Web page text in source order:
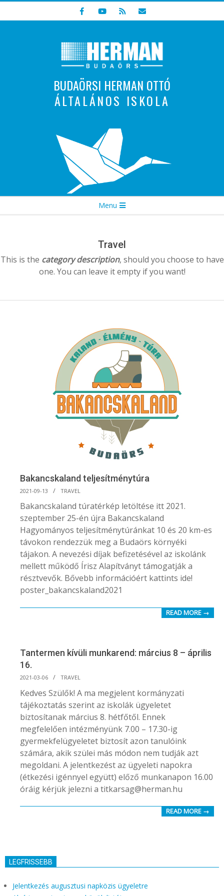
to
BUDAÖRSI HERMAN OTTÓ
ÁLTALÁNOS ISKOLA
Indulunk! Hamarosan újraindul oldalunk!
Menu
Travel
This is the category description, should you choose to have
one. You can leave it empty if you want!
Bakancskaland teljesítménytúra
2021-
09-
2021-09-13 TRAVEL
Bakancskaland túratérkép letöltése itt 2021.
szeptember 25-én újra Bakancskaland
Hagyományos teljesítménytúránkat 10 és 20 km-es
távokon rendezzük meg a Budaörs környéki
tájakon. A nevezési díjak befizetésével az iskolánk
mellett működő Írisz Alapítványt támogatják a
résztvevők. Bővebb információért kattints ide!
poster_bakancskaland2021
READ MORE →
Tantermen kívüli munkarend: március 8 – április
16.
2021-
03-
06
2021-03-06 TRAVEL
Kedves Szülők! A ma megjelent kormányzati
tájékoztatás szerint az iskolák ügyeletet
biztosítanak március 8. hétfőtől. Ennek
megfelelően intézményünk 7.00 – 17.30-ig
gyermekfelügyeletet biztosít azon tanulóink
számára, akik szülei más módon nem tudják azt
megoldani. A jelentkezést az ügyeleti napokra
(étkezési igénnyel együtt) előző munkanapon 16.00
óráig kérjük jelezni a titkarsag@herman.hu
READ MORE →
LEGFRISSEBB
Jelentkezés augusztusi napközis ügyeletre